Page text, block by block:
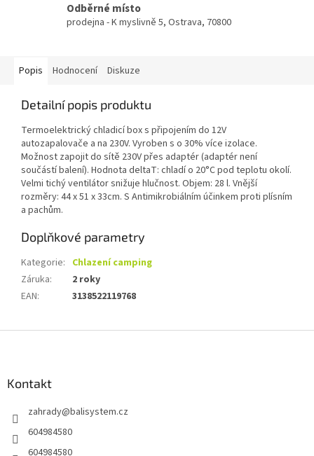
Odběrné místo
prodejna - K myslivně 5, Ostrava, 70800
Popis Hodnocení Diskuze
Detailní popis produktu
Termoelektrický chladicí box s připojením do 12V
autozapalovače a na 230V. Vyroben s o 30% více izolace.
Možnost zapojit do sítě 230V přes adaptér (adaptér není
součástí balení). Hodnota deltaT: chladí o 20°C pod teplotu okolí.
Velmi tichý ventilátor snižuje hlučnost. Objem: 28 l. Vnější
rozměry: 44 x 51 x 33cm. S Antimikrobiálním účinkem proti plísním
a pachům.
Doplňkové parametry
Kategorie: Chlazení camping
Záruka:
2 roky
EAN: 3138522119768
Kontakt
zahrady@balisystem.cz
604984580
604984580